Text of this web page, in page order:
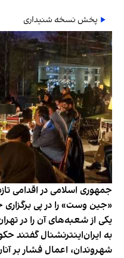
پخش نسخه شنیداری
جمهوری اسلامی در اقدامی
«جین وست» را در پی
یکی از شعبه‌های آن را در
به ایران‌اینترنشنال
شهروندان، اعمال فشار بر